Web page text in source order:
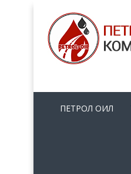
ПЕТРОЛ ОИЛ